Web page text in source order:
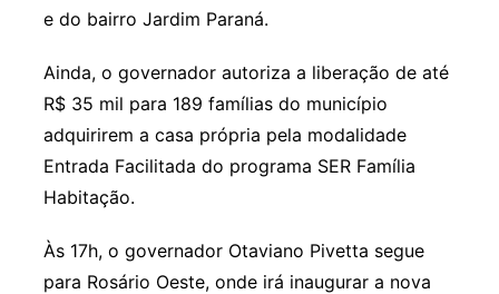
e do bairro Jardim Paraná.
Ainda, o governador autoriza a liberação de até
R$ 35 mil para 189 famílias do município
adquirirem a casa própria pela modalidade
Entrada Facilitada do programa SER Família
Habitação.
Às 17h, o governador Otaviano Pivetta segue
para Rosário Oeste, onde irá inaugurar a nova